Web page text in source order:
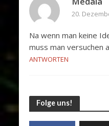
20.
Na wenn man keine
muss man versuchen
ANTWORTEN
Folge uns!